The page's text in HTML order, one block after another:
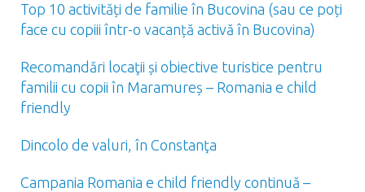
Top 10 activități de familie în Bucovina (sau ce poți
face cu copiii într-o vacanță activă în Bucovina)
Recomandări locaţii și obiective turistice pentru
familii cu copii în Maramureș – Romania e child
friendly
Dincolo de valuri, în Constanţa
Campania Romania e child friendly continuă –